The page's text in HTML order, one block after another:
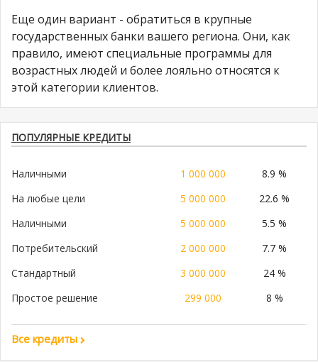
Еще один вариант - обратиться в крупные
государственных банки вашего региона. Они, как
правило, имеют специальные программы для
возрастных людей и более лояльно относятся к
этой категории клиентов.
ПОПУЛЯРНЫЕ КРЕДИТЫ
Наличными 1 000 000
8.9 %
На любые цели
5 000 000
22.6 %
Наличными
5 000 000
5.5 %
Потребительский
2 000 000
7.7 %
Стандартный
3 000 000
24 %
Простое решение
299 000 8 %
Все кредиты